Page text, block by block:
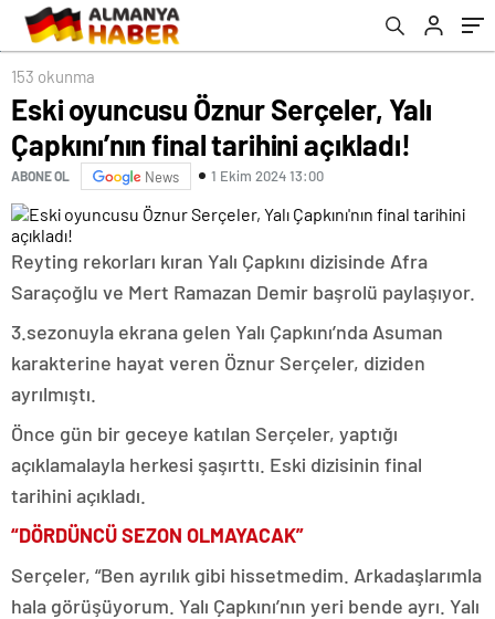
153 okunma
Eski oyuncusu Öznur Serçeler, Yalı
Çapkını’nın final tarihini açıkladı!
ABONE OL News 1 Ekim 2024 13:00
Reyting rekorları kıran Yalı Çapkını dizisinde Afra
Saraçoğlu ve Mert Ramazan Demir başrolü paylaşıyor.
3.sezonuyla ekrana gelen Yalı Çapkını’nda Asuman
karakterine hayat veren Öznur Serçeler, diziden
ayrılmıştı.
Önce gün bir geceye katılan Serçeler, yaptığı
açıklamalayla herkesi şaşırttı. Eski dizisinin final
tarihini açıkladı.
“DÖRDÜNCÜ SEZON OLMAYACAK”
Serçeler, “Ben ayrılık gibi hissetmedim. Arkadaşlarımla
hala görüşüyorum. Yalı Çapkını’nın yeri bende ayrı. Yalı